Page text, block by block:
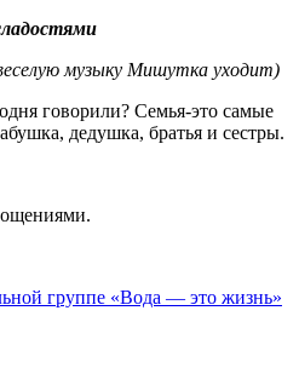
музыку Мишутка уходит)
говорили? Семья-это самые
дедушка, братья и сестры.
группе «Вода — это жизнь»